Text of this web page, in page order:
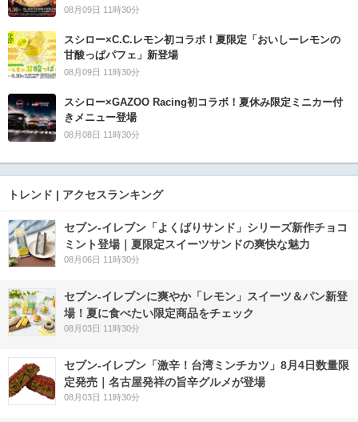
08月09日 11時30分
スシロー×C.C.レモン初コラボ！夏限定「おいしーレモンの
甘酸っぱパフェ」新登場
08月09日 11時30分
スシロー×GAZOO Racing初コラボ！夏休み限定ミニカー付
きメニュー登場
08月08日 11時30分
トレンド | アクセスランキング
セブン‐イレブン「よくばりサンド」シリーズ新作チョコ
ミント登場｜夏限定スイーツサンドの爽快な魅力
08月06日 11時30分
セブン‐イレブンに爽やか「レモン」スイーツ＆パン新登
場！夏に食べたい限定商品をチェック
08月03日 11時30分
セブン-イレブン「激辛！台湾ミンチカツ」8月4日数量限
定発売｜名古屋発祥の旨辛グルメが登場
08月03日 11時30分